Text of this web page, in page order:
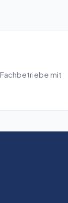
mit